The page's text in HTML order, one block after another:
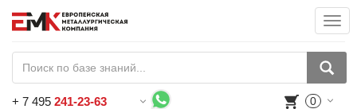
+ 7 495 241-23-63 0